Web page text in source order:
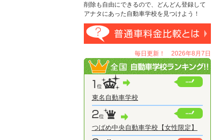
削除も自由にできるので、どんどん登録して
アナタにあった自動車学校を見つけよう！
毎日更新！ 2026年8月7日
東名自動車学校
つばめ中央自動車学校【女性限定】